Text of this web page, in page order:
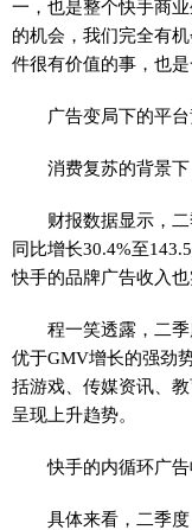
一，也是整个快手商
的机会，我们完全有
件很有价值的事，也
广告变局下的平
消费复苏的背景
财报数据显示，
同比增长30.4%至
快手的品牌广告收入也
程一笑透露，二
优于GMV增长的强劲
括游戏、传媒资讯、
呈现上升趋势。
快手的内循环广
具体来看，二季